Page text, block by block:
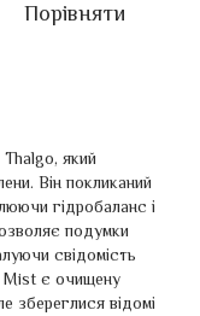
Порівняти
який
Він покликаний
гідробаланс і
подумки
свідомість
Mist є очищену
збереглися відомі